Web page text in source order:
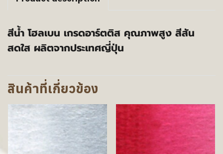
สีน้ำ โฮลเบน เกรดอาร์ตติส คุณภาพสูง สีสัน
สดใส ผลิตจากประเทศญี่ปุ่น
สินค้าที่เกี่ยวข้อง